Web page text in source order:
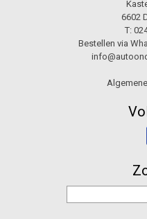
6602
T:
Bestellen via